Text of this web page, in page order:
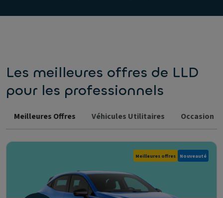
Les meilleures offres de LLD
pour les professionnels
Meilleures Offres Véhicules Utilitaires Occasion
Meilleures offres Nouveauté